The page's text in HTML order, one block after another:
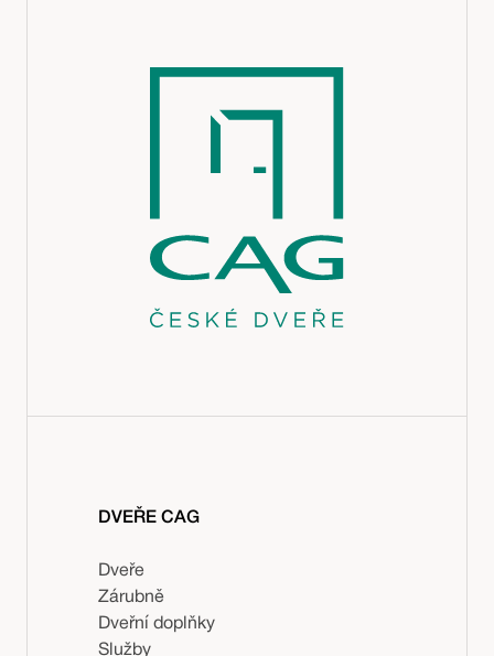
DVEŘE CAG
Dveře
Zárubně
Dveřní doplňky
Služby